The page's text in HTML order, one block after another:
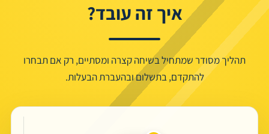
איך זה עובד?
תהליך מסודר שמתחיל בשיחה קצרה ומסתיים, רק אם תבחרו
להתקדם, בתשלום ובהעברת הבעלות.